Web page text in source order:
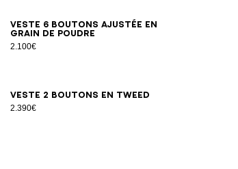
Veste 6 boutons ajustée en
grain de poudre
2.100€
343638404244 46
Veste 2 boutons en tweed
2.390€
343638 404244